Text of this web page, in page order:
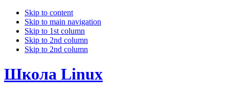
Skip to content
Skip to main navigation
Skip to 1st column
Skip to 2nd column
Skip to 2nd column
Школа Linux